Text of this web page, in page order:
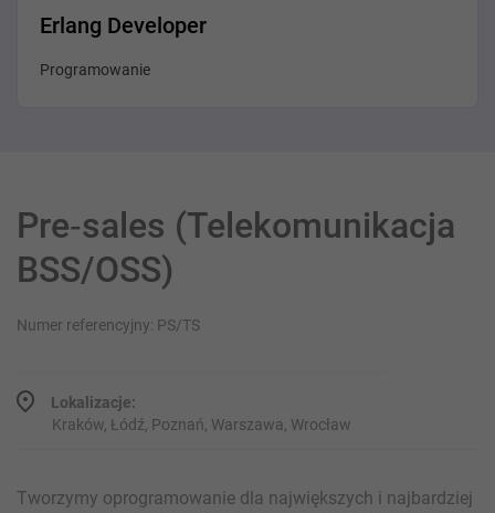
Erlang Developer
Programowanie
Pre‑sales (Telekomunikacja
BSS/OSS)
Numer referencyjny: PS/TS
Lokalizacje:
Kraków, Łódź, Poznań, Warszawa, Wrocław
Tworzymy oprogramowanie dla największych i najbardziej